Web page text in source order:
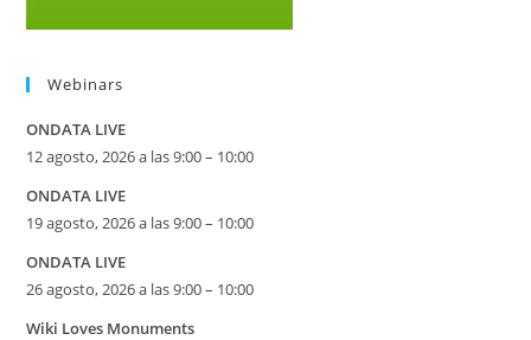
Webinars
ONDATA LIVE
12 agosto, 2026 a las 9:00 – 10:00
ONDATA LIVE
19 agosto, 2026 a las 9:00 – 10:00
ONDATA LIVE
26 agosto, 2026 a las 9:00 – 10:00
Wiki Loves Monuments